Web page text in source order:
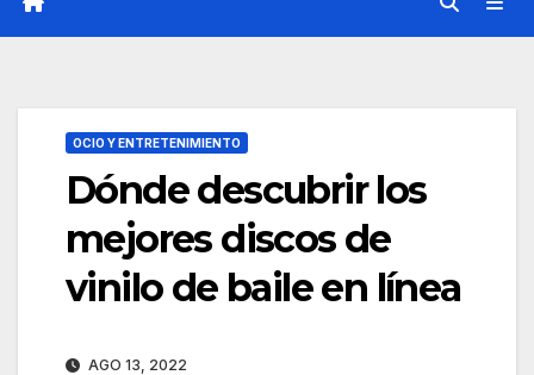
OCIO Y ENTRETENIMIENTO
Dónde descubrir los
mejores discos de
vinilo de baile en línea
AGO 13, 2022